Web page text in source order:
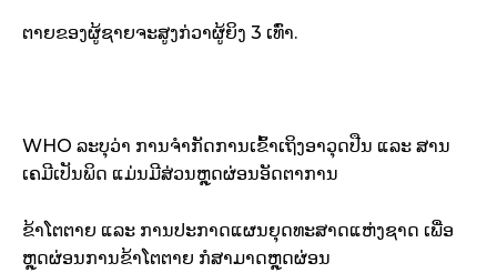
ຕາຍຂອງຜູ້ຊາຍຈະສູງກ່ວາຜູ້ຍິງ 3 ເທົ່າ.
WHO ລະບຸວ່າ ການຈຳກັດການເຂົ້າເຖິງອາວຸດປືນ ແລະ ສານ
ເຄມີເປັນພິດ ແມ່ນມີສ່ວນຫຼຸດຜ່ອນອັດຕາການ
ຂ້າໂຕຕາຍ ແລະ ການປະກາດແຜນຍຸດທະສາດແຫ່ງຊາດ ເພື່ອ
ຫຼຸດຜ່ອນການຂ້າໂຕຕາຍ ກໍສາມາດຫຼຸດຜ່ອນ